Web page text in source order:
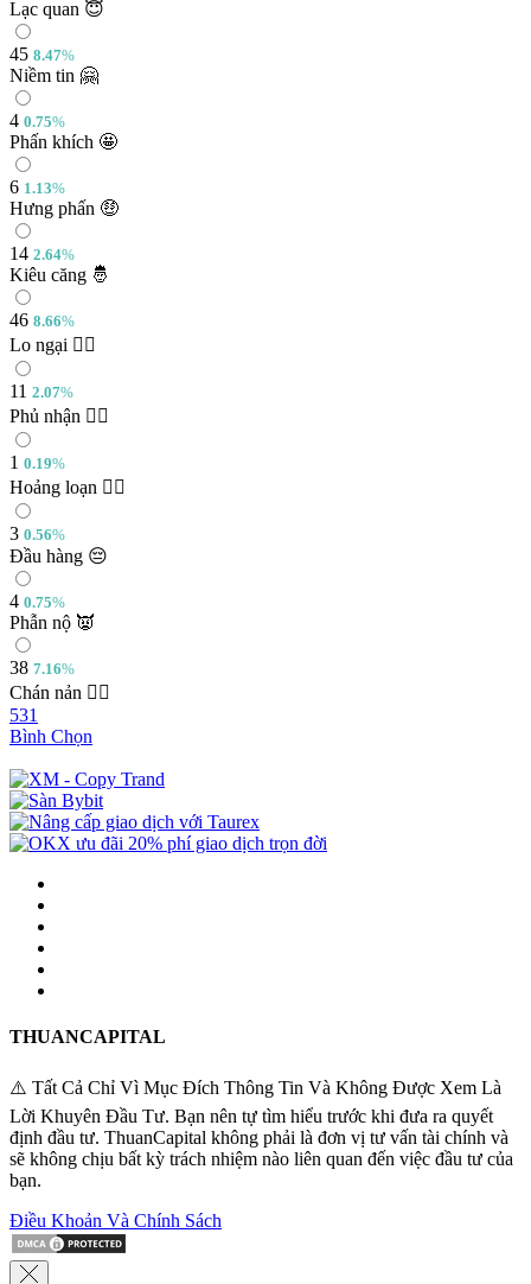
Lạc quan 😇
45 8.47%
Niềm tin 🤗
4 0.75%
Phấn khích 🤩
6 1.13%
Hưng phấn 🤑
14 2.64%
Kiêu căng 🤴
46 8.66%
Lo ngại 🙅‍♂️
11 2.07%
Phủ nhận 🤷‍♀️
1 0.19%
Hoảng loạn 🏃‍♂️
3 0.56%
Đầu hàng 😔
4 0.75%
Phẫn nộ 👿
38 7.16%
Chán nản 🤦‍♀️
531
Bình Chọn
THUANCAPITAL
⚠️ Tất Cả Chỉ Vì Mục Đích Thông Tin Và Không Được Xem Là
Lời Khuyên Đầu Tư. Bạn nên tự tìm hiểu trước khi đưa ra quyết
định đầu tư. ThuanCapital không phải là đơn vị tư vấn tài chính và
sẽ không chịu bất kỳ trách nhiệm nào liên quan đến việc đầu tư của
bạn.
Điều Khoản Và Chính Sách